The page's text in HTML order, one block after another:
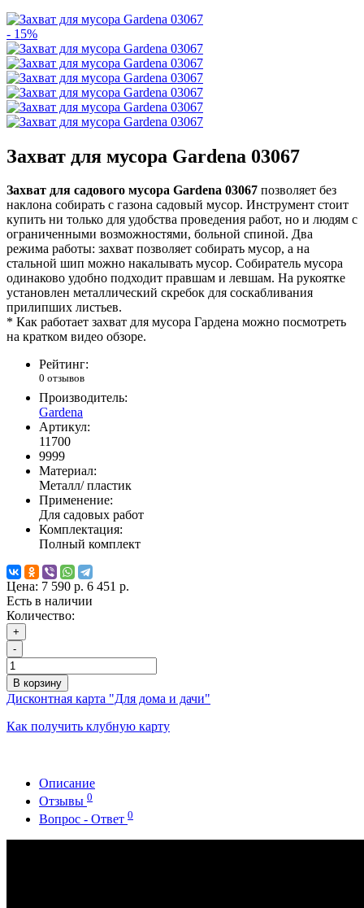
- 15%
Захват для мусора Gardena 03067
Захват для садового мусора Gardena 03067 позволяет без
наклона собирать с газона садовый мусор. Инструмент стоит
купить ни только для удобства проведения работ, но и людям с
ограниченными возможностями, больной спиной. Два
режима работы: захват позволяет собирать мусор, а на
стальной шип можно накалывать мусор. Собиратель мусора
одинаково удобно подходит правшам и левшам. На рукоятке
установлен металлический скребок для соскабливания
прилипших листьев.
* Как работает захват для мусора Гардена можно посмотреть
на кратком видео обзоре.
Рейтинг:
0 отзывов
Производитель:
Gardena
Артикул:
11700
9999
Материал:
Металл/ пластик
Применение:
Для садовых работ
Комплектация:
Полный комплект
Цена: 7 590 р. 6 451 р.
Есть в наличии
Количество:
+
-
В корзину
Дисконтная карта "Для дома и дачи"
Как получить клубную карту
Описание
Отзывы 0
Вопрос - Ответ 0